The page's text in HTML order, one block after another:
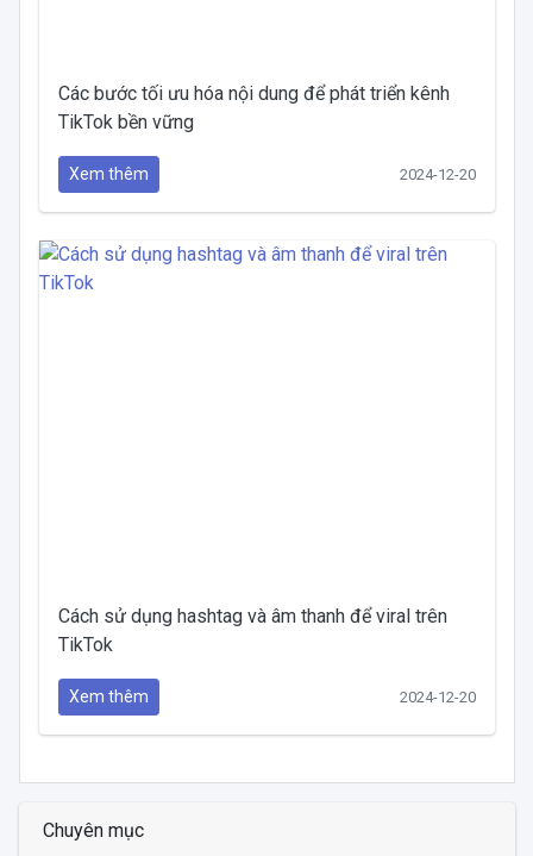
Các bước tối ưu hóa nội dung để phát triển kênh
TikTok bền vững
Xem thêm 2024-12-20
Cách sử dụng hashtag và âm thanh để viral trên
TikTok
Xem thêm 2024-12-20
Chuyên mục